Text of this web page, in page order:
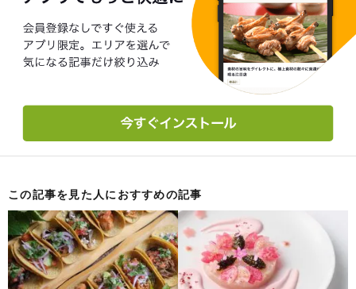
この記事を見た人におすすめの記事